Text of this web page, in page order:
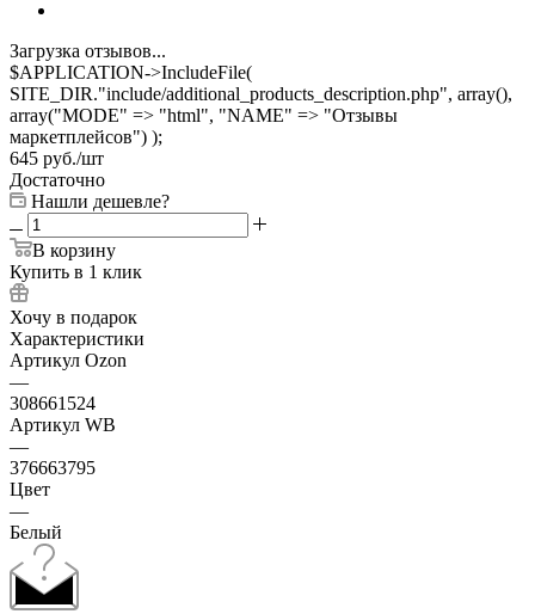
Загрузка отзывов...
$APPLICATION->IncludeFile(
SITE_DIR."include/additional_products_description.php", array(),
array("MODE" => "html", "NAME" => "Отзывы
маркетплейсов") );
645 руб./шт
Достаточно
Нашли дешевле?
В корзину
Купить в 1 клик
Хочу в подарок
Характеристики
Артикул Ozon
—
308661524
Артикул WB
—
376663795
Цвет
—
Белый